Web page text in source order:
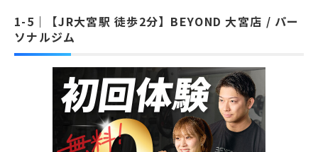
【JR大宮駅 徒歩2分】BEYOND 大宮店 / パー
ソナルジム